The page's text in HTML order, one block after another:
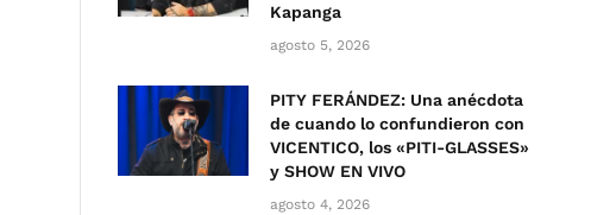
Kapanga
agosto 5, 2026
PITY FERÁNDEZ: Una anécdota
de cuando lo confundieron con
VICENTICO, los «PITI-GLASSES»
y SHOW EN VIVO
agosto 4, 2026